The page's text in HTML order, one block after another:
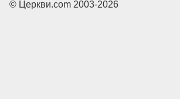
© Церкви.com 2003-2026